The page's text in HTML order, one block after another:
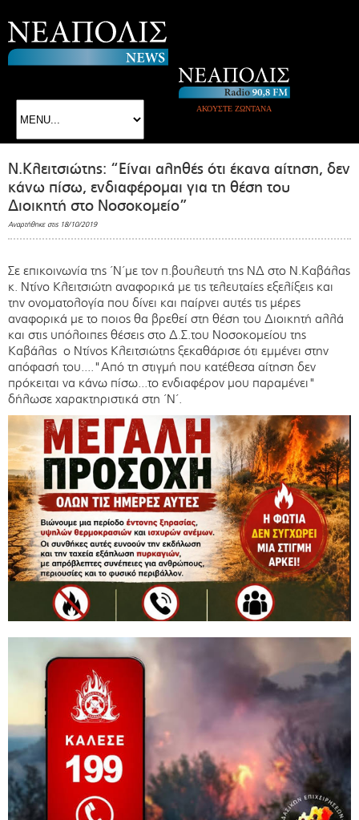
ΑΚΟΥΣΤΕ ΖΩΝΤΑΝΑ
Ν.Κλειτσιώτης: “Είναι αληθές ότι έκανα αίτηση, δεν
κάνω πίσω, ενδιαφέρομαι για τη θέση του
Διοικητή στο Νοσοκομείο”
Αναρτήθηκε στις 18/10/2019
Σε επικοινωνία της ΄Ν΄με τον π.βουλευτή της ΝΔ στο Ν.Καβάλας
κ. Ντίνο Κλειτσιώτη αναφορικά με τις τελευταίες εξελίξεις και
την ονοματολογία που δίνει και παίρνει αυτές τις μέρες
αναφορικά με το ποιος θα βρεθεί στη θέση του Διοικητή αλλά
και στις υπόλοιπες θέσεις στο Δ.Σ.του Νοσοκομείου της
Καβάλας ο Ντίνος Κλειτσιώτης ξεκαθάρισε ότι εμμένει στην
απόφασή του...."Από τη στιγμή που κατέθεσα αίτηση δεν
πρόκειται να κάνω πίσω...το ενδιαφέρον μου παραμένει"
δήλωσε χαρακτηριστικά στη ΄Ν΄.